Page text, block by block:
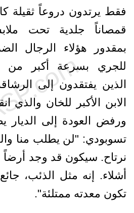
فقط يرتدون دروعاً ثقيلة
قمصاناً جلدية تحت
بمقدور هؤلاء الرجال
للجري بسرعة أكبر من
الذين يفتقدون إلى
الابن الأكبر للخان والذي
ورفض العودة إلى الديار
تسوبودي: "لن يطلب منا
نرتاح. سيكون قد وجد أرضاً
أشلاء. إنه مثل الذئب،
تكون معدته ممتلئة".